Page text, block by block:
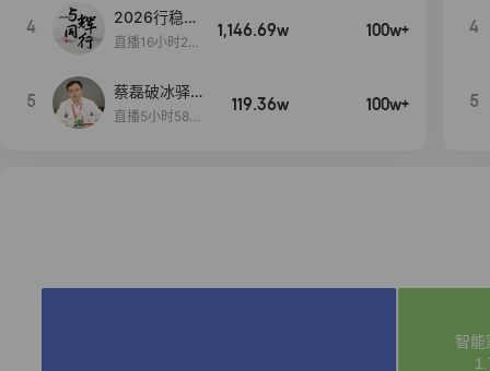
4
2026行稳致
远
直播16小时20
1,146.69w 100w+
5
蔡磊破冰驿站
直播间好物分
直播5小时58分
119.36w 100w+
4
5